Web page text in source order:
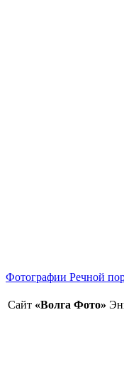
Фотографии Речной
Сайт «Волга Фото»